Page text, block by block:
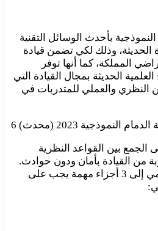
بأحدث الوسائل التقنية
الحديثة، وذلك لكي تضمن قيادة
المملكة، كما أنها توفر
الحديثة بمجال القيادة التي
النظري والعملي للمتدربات في
الجمع بين القواعد النظرية
من القيادة بأمان ودون حوادث.
هذا وينقسم البرنامج التعليمي إلى 3 أجزاء مهمة يجب على